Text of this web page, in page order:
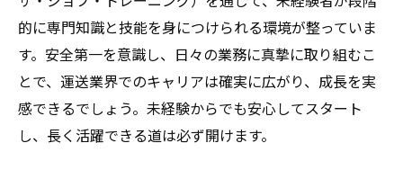
的に専門知識と技能を身につけられる環境が整っていま
す。安全第一を意識し、日々の業務に真摯に取り組むこ
とで、運送業界でのキャリアは確実に広がり、成長を実
感できるでしょう。未経験からでも安心してスタート
し、長く活躍できる道は必ず開けます。